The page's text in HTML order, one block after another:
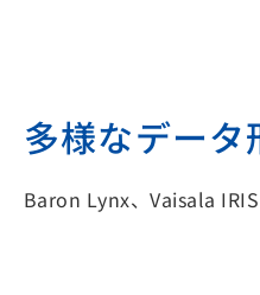
多様なデー
Baron Lynx、Vaisala